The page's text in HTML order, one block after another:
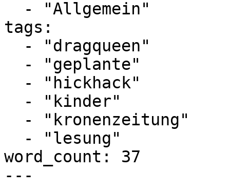
tags:
word_count: 37
---